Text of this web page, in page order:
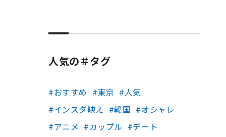
人気の＃タグ
おすすめ 東京
人気
インスタ映え
韓国
オシャレ
アニメ
カップル
デート